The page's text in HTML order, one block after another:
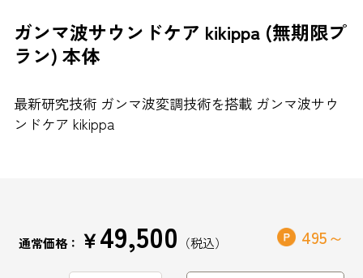
外部サービスアカウント連携利用規約
医薬品の販売に関する表示
お問い合わせフォーム
ガンマ波サウンドケア kikippa (無期限プ
ラン) 本体
最新研究技術 ガンマ波変調技術を搭載 ガンマ波サウ
ンドケア kikippa
通常価格： ￥49,500 495